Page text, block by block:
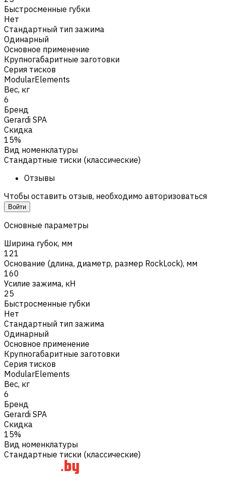
Быстросменные губки
Нет
Стандартный тип зажима
Одинарный
Основное применение
Крупногабаритные заготовки
Серия тисков
ModularElements
Вес, кг
6
Бренд
Gerardi SPA
Скидка
15%
Вид номенклатуры
Стандартные тиски (классические)
Отзывы
Чтобы оставить отзыв, необходимо авторизоваться
Войти
Основные параметры
Ширина губок, мм
121
Основание (длина, диаметр, размер RockLock), мм
160
Усилие зажима, кН
25
Быстросменные губки
Нет
Стандартный тип зажима
Одинарный
Основное применение
Крупногабаритные заготовки
Серия тисков
ModularElements
Вес, кг
6
Бренд
Gerardi SPA
Скидка
15%
Вид номенклатуры
Стандартные тиски (классические)